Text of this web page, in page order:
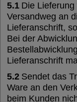
5.1 Die
Versandweg an
Lieferanschrift,
Bei der
Lieferanschrift
5.2 Sendet das
Ware an den
beim Kunden